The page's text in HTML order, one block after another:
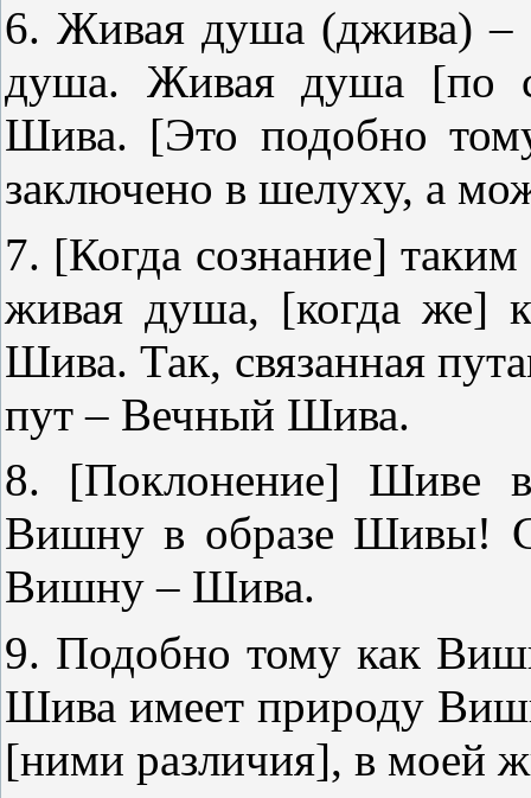
6. Живая душа (джива)
душа. Живая душа [по
Шива. [Это подобно
заключено в шелуху, а
7. [Когда сознание] таким
живая душа, [когда же]
Шива. Так, связанная
пут – Вечный Шива.
8. [Поклонение] Шиве
Вишну в образе Шивы!
Вишну – Шива.
9. Подобно тому как
Шива имеет природу
[ними различия], в моей